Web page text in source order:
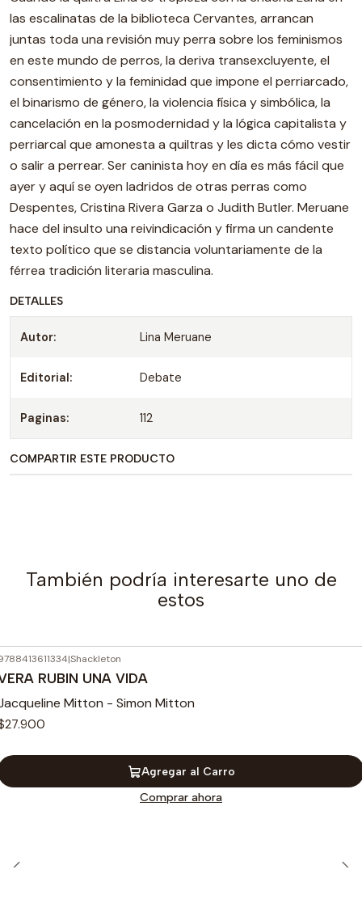
las escalinatas de la biblioteca Cervantes, arrancan
juntas toda una revisión muy perra sobre los feminismos
en este mundo de perros, la deriva transexcluyente, el
consentimiento y la feminidad que impone el perriarcado,
el binarismo de género, la violencia física y simbólica, la
cancelación en la posmodernidad y la lógica capitalista y
perriarcal que amonesta a quiltras y les dicta cómo vestir
o salir a perrear. Ser caninista hoy en día es más fácil que
ayer y aquí se oyen ladridos de otras perras como
Despentes, Cristina Rivera Garza o Judith Butler. Meruane
hace del insulto una reivindicación y firma un candente
texto político que se distancia voluntariamente de la
férrea tradición literaria masculina.
DETALLES
Autor: Lina Meruane
Editorial: Debate
Paginas: 112
COMPARTIR ESTE PRODUCTO
También podría interesarte uno de
estos
|Shackleton
RUBIN UNA VIDA
Mitton - Simon Mitton
Agregar al Carro
Comprar ahora